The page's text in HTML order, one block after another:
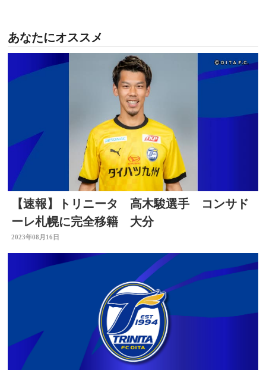
あなたにオススメ
【速報】トリニータ 高木駿選手 コンサド
ーレ札幌に完全移籍 大分
2023年08月16日